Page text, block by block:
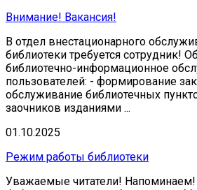
Внимание! Вакансия!
В отдел внестационарного
библиотеки требуется сотрудник!
библиотечно-информационное
пользователей: - формирование
обслуживание библиотечных
заочников изданиями ...
01.10.2025
Режим работы библиотеки
Уважаемые читатели! Напоминаем!